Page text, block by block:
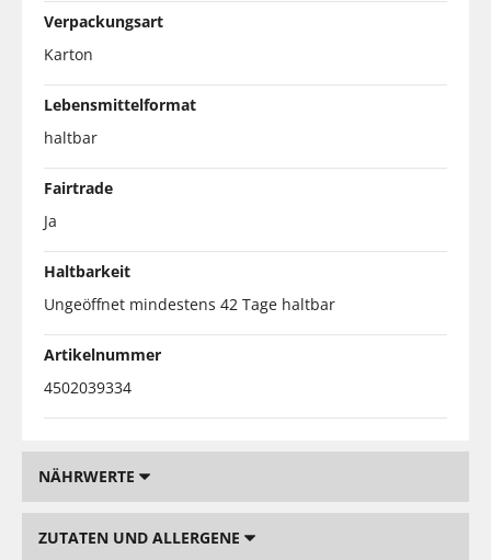
Verpackungsart
Karton
Lebensmittelformat
haltbar
Fairtrade
Ja
Haltbarkeit
Ungeöffnet mindestens 42 Tage haltbar
Artikelnummer
4502039334
NÄHRWERTE
ZUTATEN UND ALLERGENE